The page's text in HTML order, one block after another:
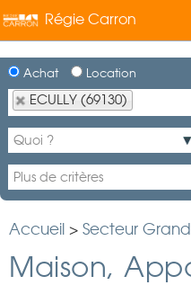
Régie Carron
Achat Location
ECULLY (69130)
Accueil > Secteur
Maison,